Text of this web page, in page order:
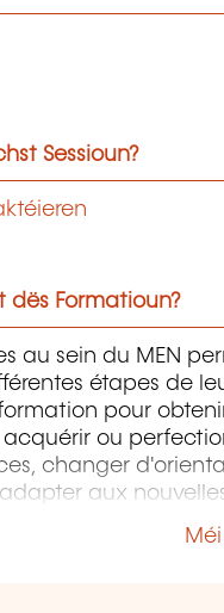
Sessioun?
dës Formatioun?
au sein du MEN
étapes de
pour
ou
changer
aux
leur culture